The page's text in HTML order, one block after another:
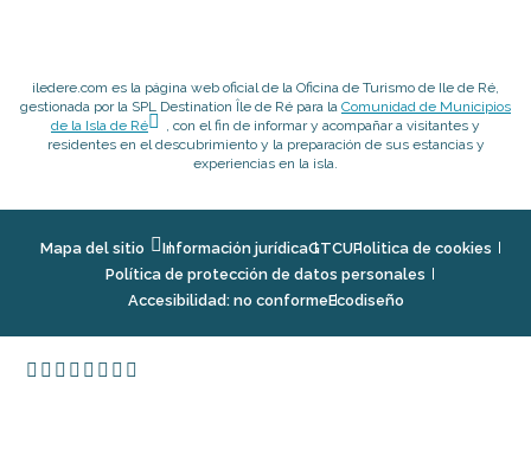
iledere.com es la página web oficial de la Oficina de Turismo de Ile de Ré,
gestionada por la SPL Destination Île de Ré para la Comunidad de Municipios
de la Isla de Ré
, con el fin de informar y acompañar a visitantes y
residentes en el descubrimiento y la preparación de sus estancias y
experiencias en la isla.
Mapa del sitio Información jurídicaGTCUPolitica de cookies
Política de protección de datos personales
Accesibilidad: no conformeEcodiseño